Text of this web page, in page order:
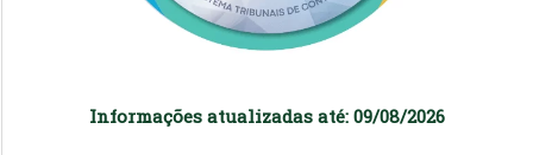
Informações atualizadas até: 09/08/2026